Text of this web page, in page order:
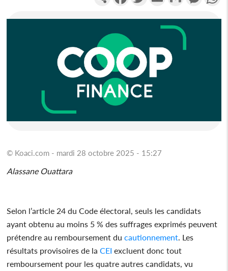
© Koaci.com - mardi 28 octobre 2025 - 15:27
Alassane Ouattara
Selon l’article 24 du Code électoral, seuls les candidats
ayant obtenu au moins 5 % des suffrages exprimés peuvent
prétendre au remboursement du cautionnement . Les
résultats provisoires de la CEI excluent donc tout
remboursement pour les quatre autres candidats, vu